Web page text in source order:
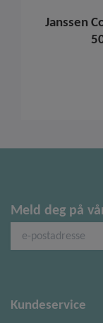
Janssen
Meld deg på
Kundeservice